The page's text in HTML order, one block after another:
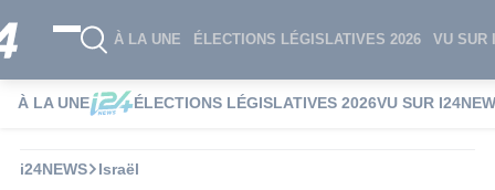
À LA UNE ÉLECTIONS LÉGISLATIVES 2026 VU SUR
À LA UNE ÉLECTIONS LÉGISLATIVES 2026VU SUR
i24NEWS Israël